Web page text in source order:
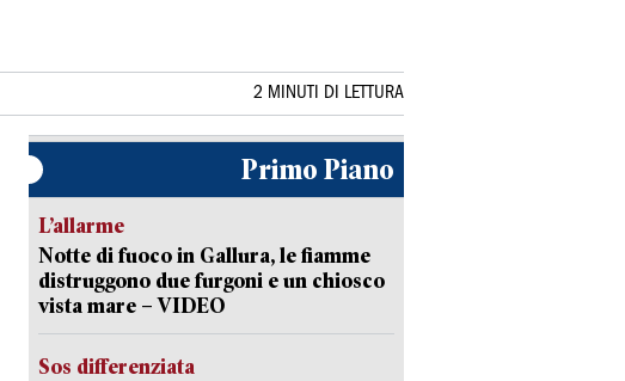
2 MINUTI DI LETTURA
Primo Piano
L’allarme
Notte di fuoco in Gallura, le fiamme
distruggono due furgoni e un chiosco
vista mare – VIDEO
Sos differenziata